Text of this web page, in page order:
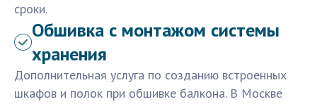
сроки.
Обшивка с монтажом системы
хранения
Дополнительная услуга по созданию встроенных
шкафов и полок при обшивке балкона. В Москве